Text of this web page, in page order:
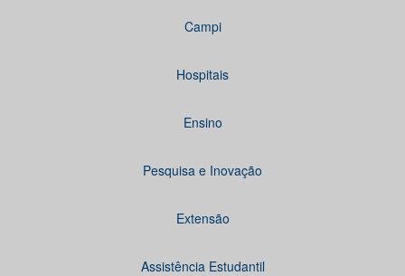
Campi
Hospitais
Ensino
Pesquisa e Inovação
Extensão
Assistência Estudantil